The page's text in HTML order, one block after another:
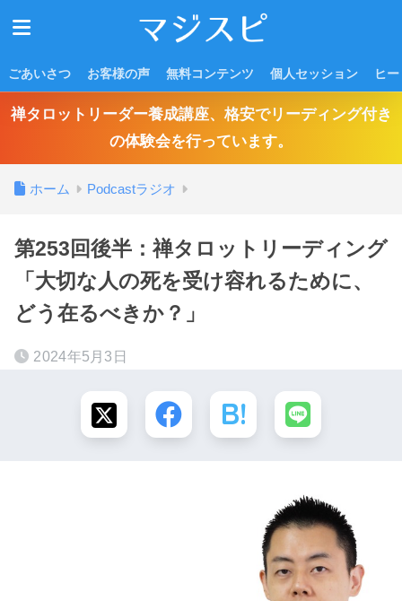
ごあいさつ お客様の声 無料コンテンツ 個人セッション ヒ
禅タロットリーダー養成講座、格安でリーディング付き
の体験会を行っています。
ホーム Podcastラジオ
第253回後半：禅タロットリーディング
「大切な人の死を受け容れるために、
どう在るべきか？」
2024年5月3日